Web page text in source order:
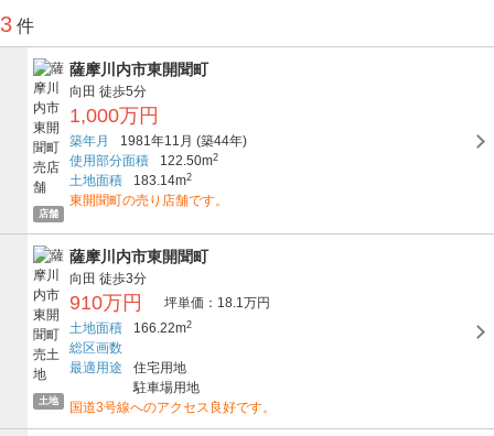
3 件
店舗
薩摩川内市東開聞町
向田 徒歩5分
1,000万円
築年月 1981年11月 (築44年)
使用部分面積
122.50m2
土地面積 183.14m2
東開聞町の売り店舗です。
土地
薩摩川内市東開聞町
向田 徒歩3分
910万円
坪単価：18.1万円
土地面積
166.22m2
総区画数
最適用途
住宅用地
駐車場用地
国道3号線へのアクセス良好です。